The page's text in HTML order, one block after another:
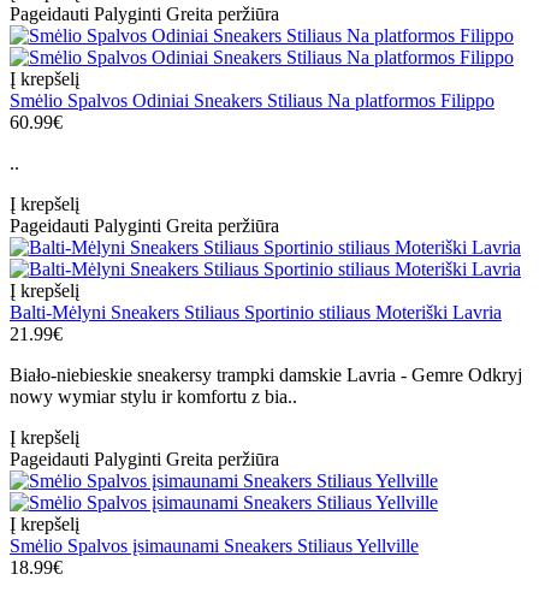
Pageidauti Palyginti Greita peržiūra
Į krepšelį
Smėlio Spalvos Odiniai Sneakers Stiliaus Na platformos Filippo
60.99€
..
Į krepšelį
Pageidauti Palyginti Greita peržiūra
Į krepšelį
Balti-Mėlyni Sneakers Stiliaus Sportinio stiliaus Moteriški Lavria
21.99€
Biało-niebieskie sneakersy trampki damskie Lavria - Gemre Odkryj
nowy wymiar stylu ir komfortu z bia..
Į krepšelį
Pageidauti Palyginti Greita peržiūra
Į krepšelį
Smėlio Spalvos įsimaunami Sneakers Stiliaus Yellville
18.99€